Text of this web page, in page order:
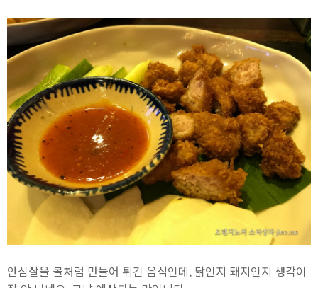
안심살을 볼처럼 만들어 튀긴 음식인데, 닭인지 돼지인지 생각이